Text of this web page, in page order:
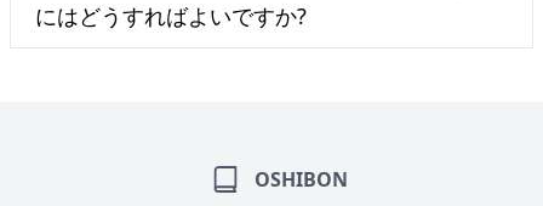
にはどうすればよいですか?
OSHIBON